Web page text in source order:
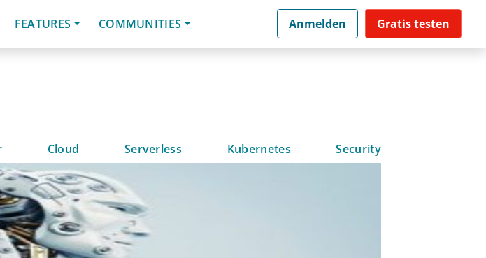
FEATURES COMMUNITIES Anmelden Gratis testen
Cloud Serverless Kubernetes Security